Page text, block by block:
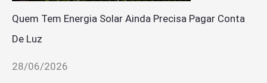
Quem Tem Energia Solar Ainda Precisa Pagar Conta
De Luz
28/06/2026